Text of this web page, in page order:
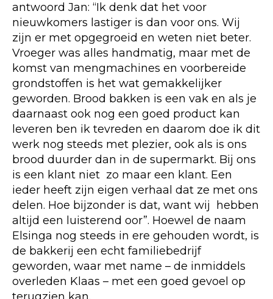
antwoord Jan: “Ik denk dat het voor
nieuwkomers lastiger is dan voor ons. Wij
zijn er met opgegroeid en weten niet beter.
Vroeger was alles handmatig, maar met de
komst van mengmachines en voorbereide
grondstoffen is het wat gemakkelijker
geworden. Brood bakken is een vak en als je
daarnaast ook nog een goed product kan
leveren ben ik tevreden en daarom doe ik dit
werk nog steeds met plezier, ook als is ons
brood duurder dan in de supermarkt. Bij ons
is een klant niet zo maar een klant. Een
ieder heeft zijn eigen verhaal dat ze met ons
delen. Hoe bijzonder is dat, want wij hebben
altijd een luisterend oor”. Hoewel de naam
Elsinga nog steeds in ere gehouden wordt, is
de bakkerij een echt familiebedrijf
geworden, waar met name – de inmiddels
overleden Klaas – met een goed gevoel op